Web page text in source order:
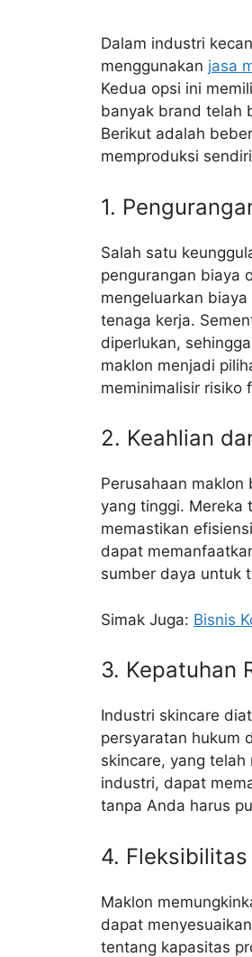
Dalam industri
menggunakan jasa
Kedua opsi ini
banyak brand telah
Berikut adalah
memproduksi
1.
Salah satu
pengurangan biaya
mengeluarkan
tenaga kerja.
diperlukan,
maklon menjadi
meminimalisir risiko
2. Keahlian
Perusahaan
yang tinggi. Mereka
memastikan
dapat
sumber daya untuk
Simak Juga: Bisnis
3. Kepatuhan
Industri skincare
persyaratan hukum
skincare, yang
industri, dapat
tanpa Anda harus
4.
Maklon
dapat
tentang kapasitas